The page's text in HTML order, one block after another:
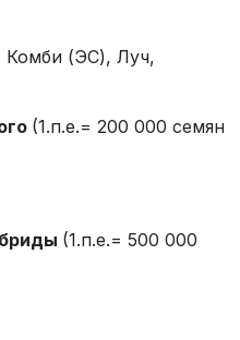
Комби (ЭС), Луч,
(1.п.е.= 200 000 семян
(1.п.е.= 500 000